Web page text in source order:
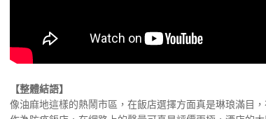
【整體結語】
像油麻地這樣的熱鬧市區，在飯店選擇方面真是琳琅滿目